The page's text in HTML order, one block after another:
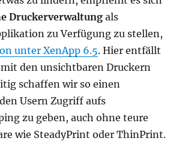
Druckerverwaltung als
zu Verfügung zu stellen,
unter XenApp 6.5. Hier entfällt
den unsichtbaren Druckern
schaffen wir so einen
Usern Zugriff aufs
zu geben, auch ohne teure
wie SteadyPrint oder ThinPrint.